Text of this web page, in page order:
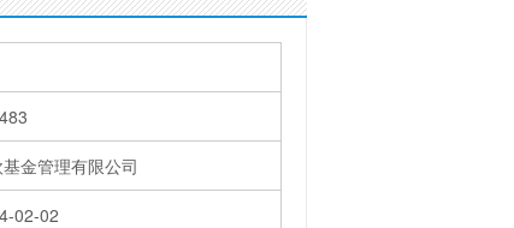
金管理有限公司
02-02